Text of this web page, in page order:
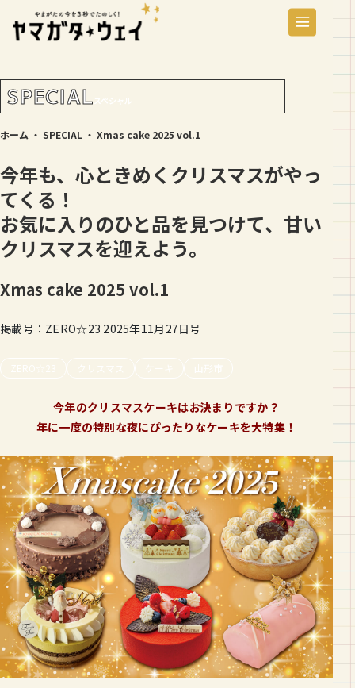
SPECIAL スペシャル
ホーム ・ SPECIAL ・ Xmas cake 2025 vol.1
今年も、心ときめくクリスマスがやっ
てくる！
お気に入りのひと品を見つけて、甘い
クリスマスを迎えよう。
Xmas cake 2025 vol.1
掲載号：ZERO☆23 2025年11月27日号
ZERO☆23 クリスマス ケーキ 山形市
今年のクリスマスケーキはお決まりですか？
年に一度の特別な夜にぴったりなケーキを大特集！